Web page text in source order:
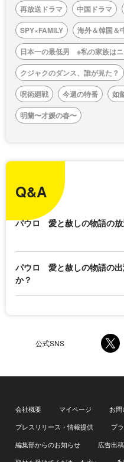
再放送ドラマ
中国ドラマ
SPY×FAMILY
海外＆韓国＆
日本一の最低男 ※私の家族は
クジャクのダンス、誰が見た？
呪術廻戦
今週の特番
如
明蘭〜才媛の春〜
Q&A
パウロ 愛と赦しの物語の放
パウロ 愛と赦しの物語の
か？
公式SNS
会社概要 マイページ
お
プレスリリース・情報提供
プ
編集部からのお知らせ
広告出